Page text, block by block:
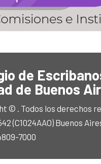
de
de Buenos
© . Todos los derechos
(C1024AAO) Buenos
7000